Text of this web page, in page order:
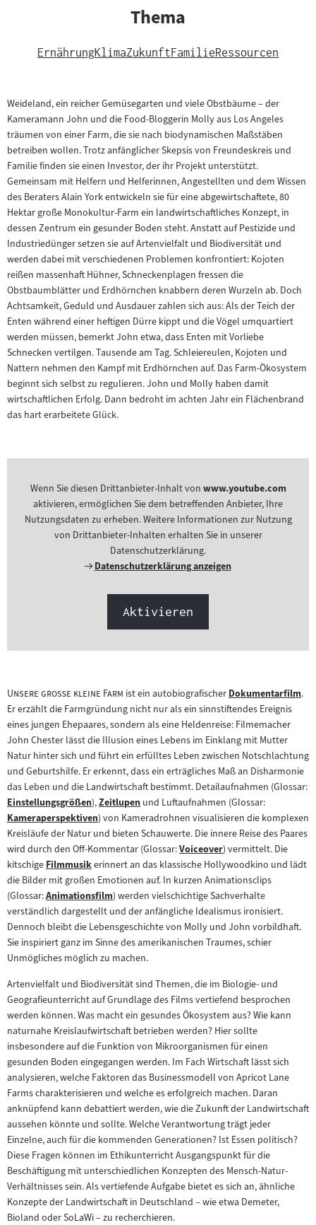
Thema
ErnährungKlimaZukunftFamilieRessourcen
Weideland, ein reicher Gemüsegarten und viele Obstbäume – der
Kameramann John und die Food-Bloggerin Molly aus Los Angeles
träumen von einer Farm, die sie nach biodynamischen Maßstäben
betreiben wollen. Trotz anfänglicher Skepsis von Freundeskreis und
Familie finden sie einen Investor, der ihr Projekt unterstützt.
Gemeinsam mit Helfern und Helferinnen, Angestellten und dem Wissen
des Beraters Alain York entwickeln sie für eine abgewirtschaftete, 80
Hektar große Monokultur-Farm ein landwirtschaftliches Konzept, in
dessen Zentrum ein gesunder Boden steht. Anstatt auf Pestizide und
Industriedünger setzen sie auf Artenvielfalt und Biodiversität und
werden dabei mit verschiedenen Problemen konfrontiert: Kojoten
reißen massenhaft Hühner, Schneckenplagen fressen die
Obstbaumblätter und Erdhörnchen knabbern deren Wurzeln ab. Doch
Achtsamkeit, Geduld und Ausdauer zahlen sich aus: Als der Teich der
Enten während einer heftigen Dürre kippt und die Vögel umquartiert
werden müssen, bemerkt John etwa, dass Enten mit Vorliebe
Schnecken vertilgen. Tausende am Tag. Schleiereulen, Kojoten und
Nattern nehmen den Kampf mit Erdhörnchen auf. Das Farm-Ökosystem
beginnt sich selbst zu regulieren. John und Molly haben damit
wirtschaftlichen Erfolg. Dann bedroht im achten Jahr ein Flächenbrand
das hart erarbeitete Glück.
Wenn Sie diesen Drittanbieter-Inhalt von www.youtube.com
aktivieren, ermöglichen Sie dem betreffenden Anbieter, Ihre
Nutzungsdaten zu erheben. Weitere Informationen zur Nutzung
von Drittanbieter-Inhalten erhalten Sie in unserer
Datenschutzerklärung.
Externer
Datenschutzerklärung anzeigen
Aktivieren
"Unsere große kleine Farm "ist ein autobiografischerZum
Inhalt:
Dokumentarfilm.
Er erzählt die Farmgründung nicht nur als ein sinnstiftendes Ereignis
eines jungen Ehepaares, sondern als eine Heldenreise: Filmemacher
John Chester lässt die Illusion eines Lebens im Einklang mit Mutter
Natur hinter sich und führt ein erfülltes Leben zwischen Notschlachtung
und Geburtshilfe. Er erkennt, dass ein erträgliches Maß an Disharmonie
das Leben und die Landwirtschaft bestimmt. Detailaufnahmen (Glossar:
Zum
Inhalt:
Einstellungsgrößen),Zum
Inhalt:
Zeitlupen und Luftaufnahmen (Glossar:
Zum
Inhalt:
Kameraperspektiven) von Kameradrohnen visualisieren die komplexen
Kreisläufe der Natur und bieten Schauwerte. Die innere Reise des Paares
wird durch den Off-Kommentar (Glossar:Zum
Inhalt:
Voiceover) vermittelt. Die
kitschigeZum
Inhalt:
Filmmusikerinnert an das klassische Hollywoodkino und lädt
die Bilder mit großen Emotionen auf. In kurzen Animationsclips
(Glossar:Zum
Inhalt:
Animationsfilm) werden vielschichtige Sachverhalte
verständlich dargestellt und der anfängliche Idealismus ironisiert.
Dennoch bleibt die Lebensgeschichte von Molly und John vorbildhaft.
Sie inspiriert ganz im Sinne des amerikanischen Traumes, schier
Unmögliches möglich zu machen.
Artenvielfalt und Biodiversität sind Themen, die im Biologie- und
Geografieunterricht auf Grundlage des Films vertiefend besprochen
werden können. Was macht ein gesundes Ökosystem aus? Wie kann
naturnahe Kreislaufwirtschaft betrieben werden? Hier sollte
insbesondere auf die Funktion von Mikroorganismen für einen
gesunden Boden eingegangen werden. Im Fach Wirtschaft lässt sich
analysieren, welche Faktoren das Businessmodell von Apricot Lane
Farms charakterisieren und welche es erfolgreich machen. Daran
anknüpfend kann debattiert werden, wie die Zukunft der Landwirtschaft
aussehen könnte und sollte. Welche Verantwortung trägt jeder
Einzelne, auch für die kommenden Generationen? Ist Essen politisch?
Diese Fragen können im Ethikunterricht Ausgangspunkt für die
Beschäftigung mit unterschiedlichen Konzepten des Mensch-Natur-
Verhältnisses sein. Als vertiefende Aufgabe bietet es sich an, ähnliche
Konzepte der Landwirtschaft in Deutschland – wie etwa Demeter,
Bioland oder SoLaWi – zu recherchieren.